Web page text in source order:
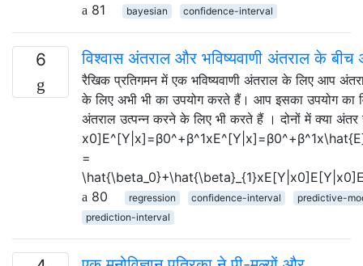
81
bayesian confidence-interval
6 विश्वास अंतराल और भविष्यवाणी अंतराल के बीच
रैखिक प्रतिगमन में एक भविष्यवाणी अंतराल के लिए आप
के लिए अभी भी का उपयोग करते हैं। आप इसका उपयोग का
अंतराल उत्पन्न करने के लिए भी करते हैं । दोनों में क्या
=
80
regression confidence-interval
predictive-
prediction-interval